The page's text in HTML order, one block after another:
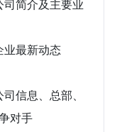
司简介及主要业
业最新动态
信息、总部、
对手